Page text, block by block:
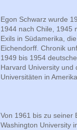
Egon Schwarz wurde
1944 nach Chile, 1945
Exils in Südamerika,
Eichendorff. Chronik
1949 bis 1954
Harvard University und
Universitäten in
Von 1961 bis zu seiner
Washington University